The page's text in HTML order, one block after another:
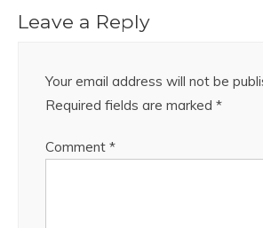
Leave a Reply
Your email address will not be
Required fields are marked *
Comment *